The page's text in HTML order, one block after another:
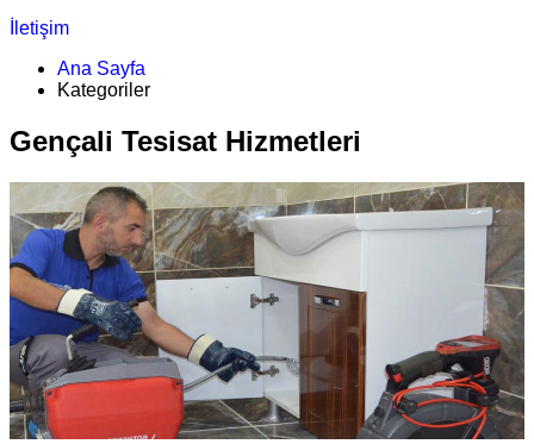
İletişim
Ana Sayfa
Kategoriler
Gençali Tesisat Hizmetleri